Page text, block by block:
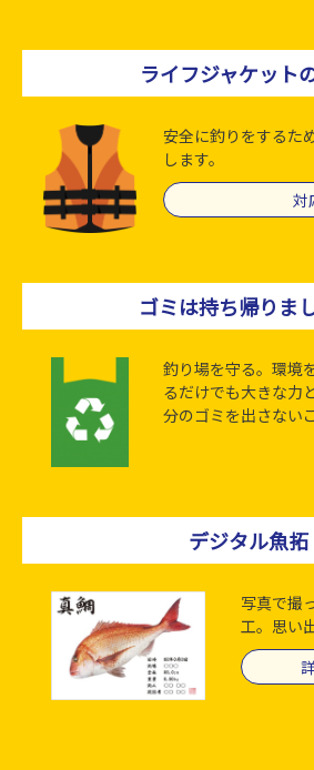
ライフジャケット
安全に釣りをするた
します。
対
ゴミは持ち帰りま
釣り場を守る。環境
るだけでも大きな力
分のゴミを出さない
デジタル魚拓
写真で撮
工。思い